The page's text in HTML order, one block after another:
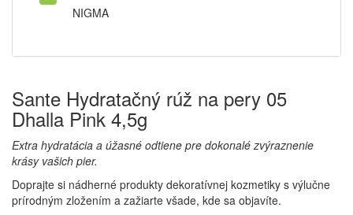
NIGMA
Sante Hydratačný rúž na pery 05
Dhalla Pink 4,5g
Extra hydratácia a úžasné odtiene pre dokonalé zvýraznenie
krásy vašich pier.
Doprajte si nádherné produkty dekoratívnej kozmetiky s výlučne
prírodným zložením a zažiarte všade, kde sa objavíte.